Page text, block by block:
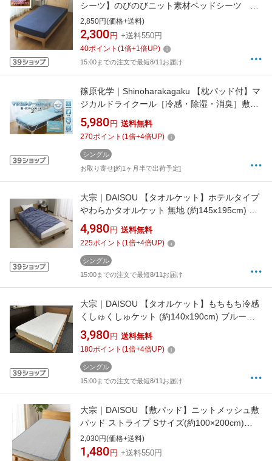
シーツ】のびのびニット素材ベッドシーツ シ
ングルサイズ NB MNS671091-72NB ネイビー
2,850円(価格+送料)
2,300 円 +送料550円
40ポイント (1倍+1倍UP)
15:00までの注文で最短8/11お届け
篠原化学｜Shinoharakagaku 【枕パッド付】マ
ジカルドライクール［冷感・除湿・消臭］敷き
パッド DRY-MDC-100S-21 ブルー [シングルサ
イズ /クール敷パッド]
5,980 円 送料無料
270ポイント (1倍+4倍UP)
シングル
お取り寄せ[約1ヶ月半で出荷予定]
大宗｜DAISOU 【タオルケット】ホテルタイプ
やわらかタオルケット 無地 (約145x195cm) ネ
イビー 964827/NV [シングルサイズ]
4,980 円 送料無料
225ポイント (1倍+4倍UP)
シングル
15:00までの注文で最短8/11お届け
大宗｜DAISOU 【タオルケット】もちもち冷感
くしゅくしゅケット (約140x190cm) ブルー
964978/BL [シングルサイズ]
3,980 円 送料無料
180ポイント (1倍+4倍UP)
シングル
15:00までの注文で最短8/11お届け
大宗｜DAISOU 【敷パッド】ニットメッシュ敷
パッド ストライプ Sサイズ(約100×200cm)
964450/BL ブルー [シングルサイズ /敷パッド]
2,030円(価格+送料)
1,480 円 +送料550円